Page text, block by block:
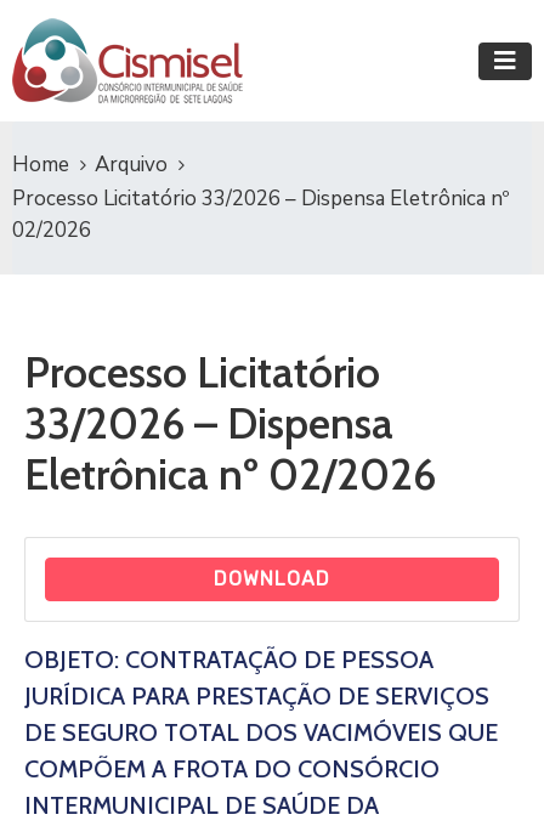
Home
Arquivo
Processo Licitatório 33/2026 – Dispensa Eletrônica nº
02/2026
Processo Licitatório
33/2026 – Dispensa
Eletrônica nº 02/2026
DOWNLOAD
OBJETO: CONTRATAÇÃO DE PESSOA
JURÍDICA PARA PRESTAÇÃO DE SERVIÇOS
DE SEGURO TOTAL DOS VACIMÓVEIS QUE
COMPÕEM A FROTA DO CONSÓRCIO
INTERMUNICIPAL DE SAÚDE DA